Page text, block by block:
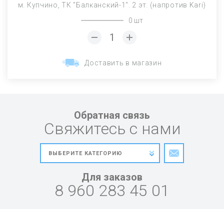
м. Купчино, ТК "Балканский-1". 2 эт. (напротив Kari)
0 шт
Доставить в магазин
Обратная связь
Свяжитесь с нами
Для заказов
8 960 283 45 01